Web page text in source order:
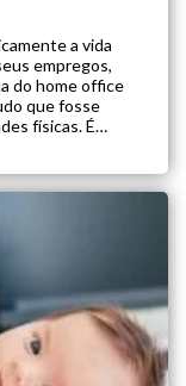
a vida
empregos,
do home office
que fosse
físicas. É